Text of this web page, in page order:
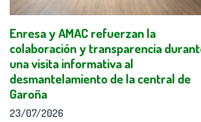
Enresa y AMAC refuerzan la
colaboración y transparencia
una visita informativa al
desmantelamiento de la central de
Garoña
23/07/2026